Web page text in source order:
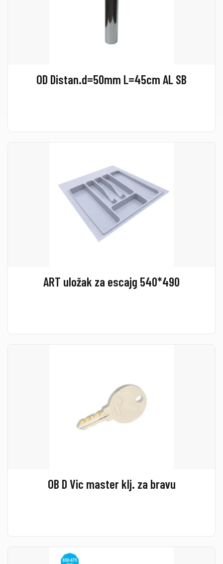
OD Distan.d=50mm L=45cm AL SB
ART uložak za escajg 540*490
OB D Vic master klj. za bravu